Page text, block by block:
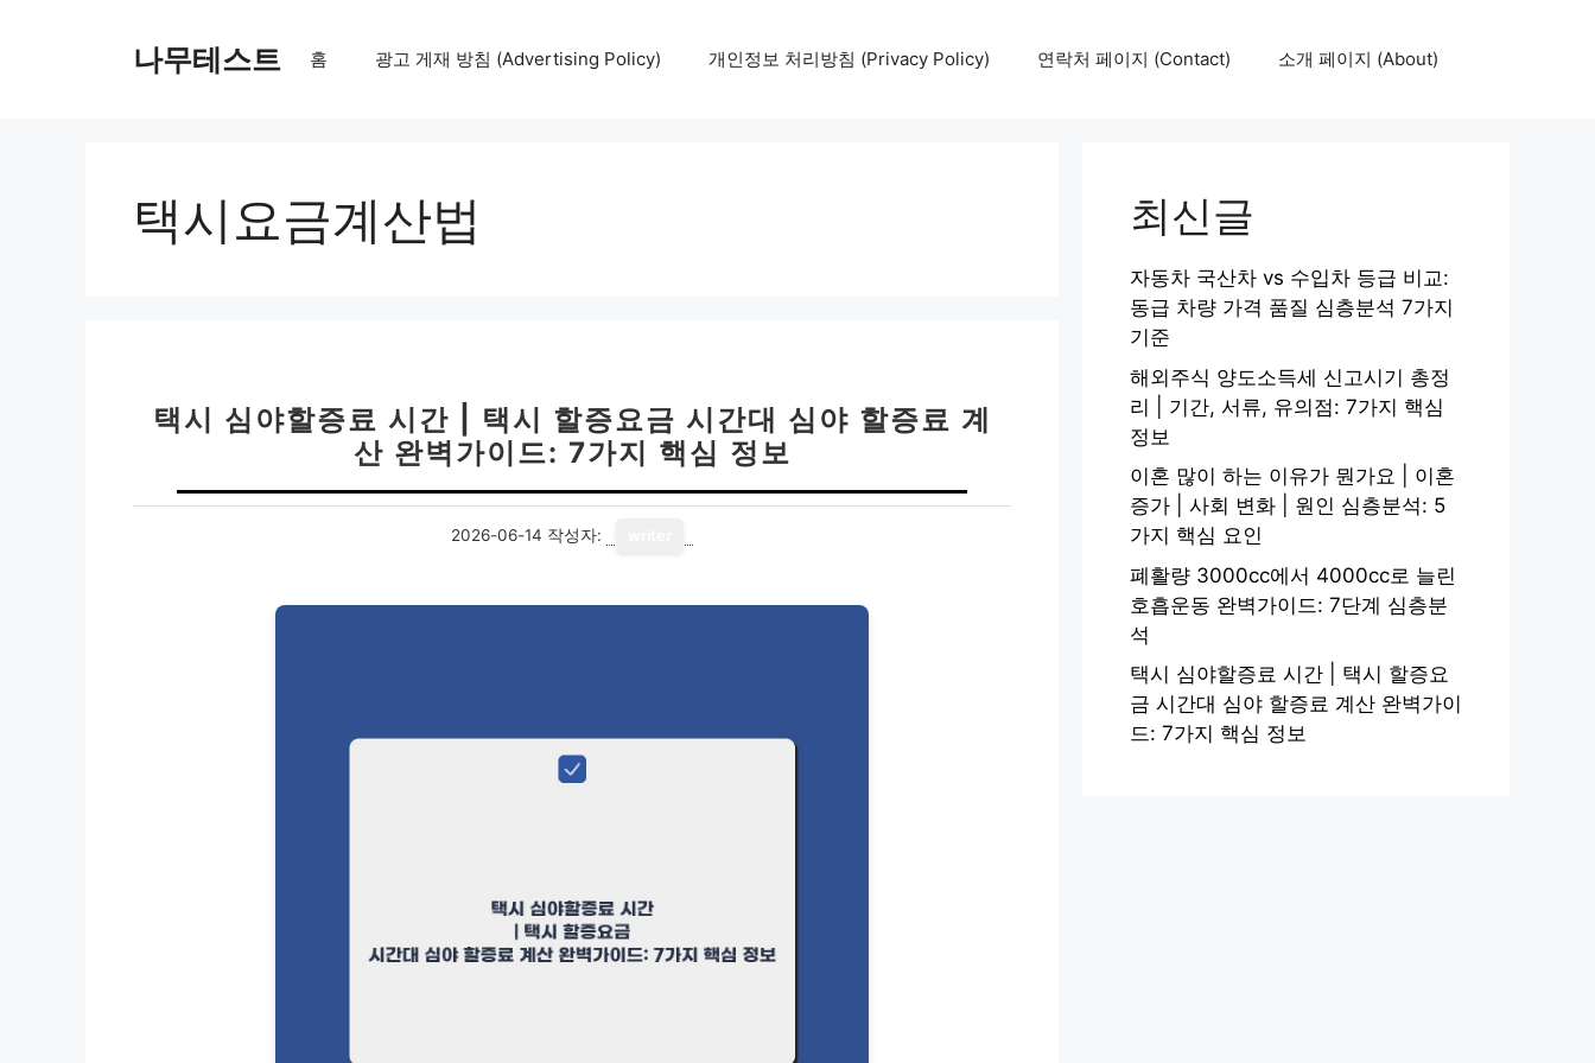
나무테스트 홈 광고 게재 방침 (Advertising Policy) 개인정보 처리방침 (Privacy Policy) 연락처 페이지 (Contact) 소개 페이지 (About)
택시요금계산법
택시 심야할증료 시간 | 택시 할증요금 시간대 심야 할증료 계
산 완벽가이드: 7가지 핵심 정보
2026-06-14 작성자:
최신글
자동차 국산차 vs 수입차 등급 비교:
동급 차량 가격 품질 심층분석 7가지
기준
해외주식 양도소득세 신고시기 총정
리 | 기간, 서류, 유의점: 7가지 핵심
정보
이혼 많이 하는 이유가 뭔가요 | 이혼
증가 | 사회 변화 | 원인 심층분석: 5
가지 핵심 요인
폐활량 3000cc에서 4000cc로 늘린
호흡운동 완벽가이드: 7단계 심층분
석
택시 심야할증료 시간 | 택시 할증요
금 시간대 심야 할증료 계산 완벽가이
드: 7가지 핵심 정보